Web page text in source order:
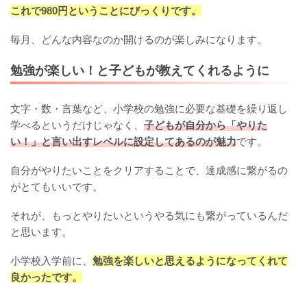
これで980円ということにびっくりです。
毎月、どんな内容なのか開けるのが楽しみになります。
勉強が楽しい！と子どもが教えてくれるように
文字・数・言葉など、小学校の勉強に必要な基礎を繰り返し
学べるというだけじゃなく、 子どもが自分から「やりた
い！」と言い出すレベルに設定してあるのが魅力です。
自分がやりたいことをクリアすることで、達成感に繋がるの
がとてもいいです。
それが、もっとやりたいというやる気にも繋がっているんだ
と思います。
小学校入学前に、 勉強を楽しいと思えるようになってくれて
良かったです。